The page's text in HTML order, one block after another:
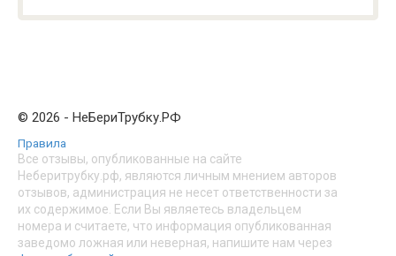
© 2026 - НеБериТрубку.РФ
Правила
Все отзывы, опубликованные на сайте
Неберитрубку.рф, являются личным мнением авторов
отзывов, администрация не несет ответственности за
их содержимое. Если Вы являетесь владельцем
номера и считаете, что информация опубликованная
заведомо ложная или неверная, напишите нам через